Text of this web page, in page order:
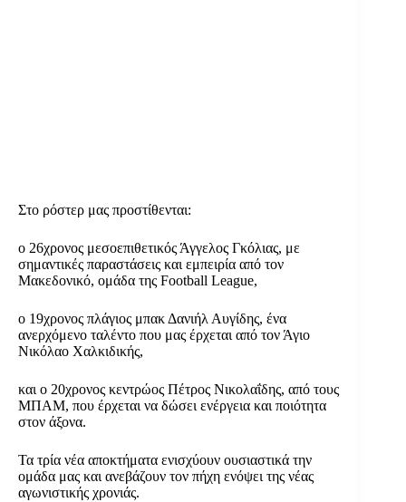
Στο ρόστερ μας προστίθενται:
ο 26χρονος μεσοεπιθετικός Άγγελος Γκόλιας, με
σημαντικές παραστάσεις και εμπειρία από τον
Μακεδονικό, ομάδα της Football League,
ο 19χρονος πλάγιος μπακ Δανιήλ Αυγίδης, ένα
ανερχόμενο ταλέντο που μας έρχεται από τον Άγιο
Νικόλαο Χαλκιδικής,
και ο 20χρονος κεντρώος Πέτρος Νικολαΐδης, από τους
ΜΠΑΜ, που έρχεται να δώσει ενέργεια και ποιότητα
στον άξονα.
Τα τρία νέα αποκτήματα ενισχύουν ουσιαστικά την
ομάδα μας και ανεβάζουν τον πήχη ενόψει της νέας
αγωνιστικής χρονιάς.